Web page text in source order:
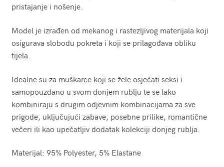
pristajanje i nošenje.
Model je izrađen od mekanog i rastezljivog materijala koji
osigurava slobodu pokreta i koji se prilagođava obliku
tijela.
Idealne su za muškarce koji se žele osjećati seksi i
samopouzdano u svom donjem rublju te se lako
kombiniraju s drugim odjevnim kombinacijama za sve
prigode, uključujući zabave, posebne prilike, romantične
večeri ili kao upečatljiv dodatak kolekciji donjeg rublja.
Materijal: 95% Polyester, 5% Elastane